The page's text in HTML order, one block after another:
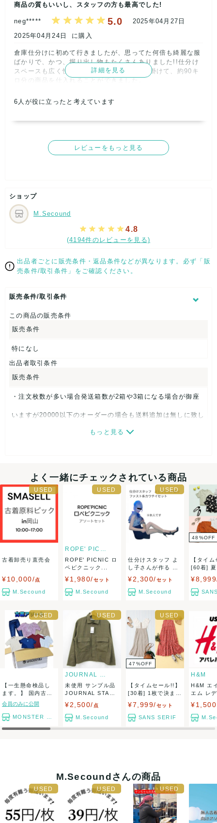
弊社もこれまで直接倉庫で仕分けをさせて欲し
いという問い合わせを頂いておりましたが大手
事業者様以外は基本的に一切お断りしておりま
した。
ですが、取扱量があまりにも増えすぎてきた
ペースを開放致します♪
ずつ実際に手に取って選んで頂き
通常価格1500円/kg
スマセルバイヤー会員様限定
円(税抜き)/㎏】
開催場所は2024年紅白で人気爆上
名な岡山県津山市にある弊社倉庫に
なります♪
がてら岡山へお越し頂くのもアリ
です☆
開催場所:
株式会社モンスター津山倉庫
住所 岡山県津山市昭和町2丁目99-
3
1階会場
一階のスペースで回収品を仕分
け・ピック出来ます!
350円/㎏で仕入れが可能!
津山倉庫ビル内3階
モンスタースタッフでピックした
商品をハンガーで陳列
商品の質もいいし、スタッフの方も最高でした!
neg***** 5.0
2025年04月27日
2025年04月24日
に購入
倉庫仕分けに初めて行きましたが、思ってた何倍も綺麗な服
ばかりで、かつ、掘り出し物もたくさんありました!!仕分け
スペースも広く快適な状態で4時間みっちり掛けて、約90キ
ロ分の商品を仕入れることができました。
また3階ではモンスタースタッフがピックした商品がハンガ
で、丁寧な方だったので、1回でこのお店のファンになって
しまい、リピ確定です。
記載内容
5
梱包
5
商品満足
5
交渉
出荷
5
【ショップからの返信】
喜んで頂けて嬉しいです♪
☆
詳細を見る
6 人が役に立ったと考えています
レビューをもっと見る
ショップ
M.Secound
4.8
(4194件のレビューを見る)
出品者ごとに販売条件・返品条件などが異なります。必ず「販
売条件/取引条件」をご確認ください。
販売条件/取引条件
この商品の販売条件
販売条件
特になし
出品者取引条件
販売条件
・注文枚数が多い場合発送箱数が2箱や3箱になる場合が御座
いますが20000以下のオーダーの場合も送料追加は無しに致し
ました。多くご注文頂く程大変お得な内容になります。
のお客様は 一箱毎に1000円、沖縄/その他離島のお客様は、
一箱毎に1500円、受注確定時に頂戴いたします。
・返品不可
クレジットカード、メルペイ、銀行振込、PayPay、コンビ
出荷
送料： 1点あたり¥0(見込み)
送料表を確認する
出荷目安：3営業日以内
岡山県から出荷
もっと見る
よく一緒にチェックされている商品
古着卸売り直売会
¥10,000/点
M.Secound
ROPE' PICNIC ロ
ペピクニック...
¥1,980/セット
M.Secound
仕分けスタッフ よ
し子さんが作る フ
¥2,300/セット
M.Secound
48 %OFF
【タイ
[60着]
【一生懸命検品し
ます。】 国内古着
アソートセット ...
会員のみに公開
MONSTER TYM
JOURNAL STANDARD
未使用 サンプル品
JOURNAL STAND
¥2,500/ 点
M.Secound
47 %OFF
【タイムセール!!】
[30着] 1枚で決まる
¥7,999/セット
SANS SERIF
H&M
H&M エ
エム レ
M.Secoundさんの商品